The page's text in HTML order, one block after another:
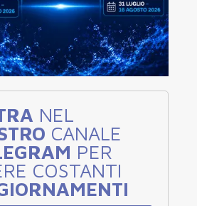
NEL
CANALE
PER
COSTANTI